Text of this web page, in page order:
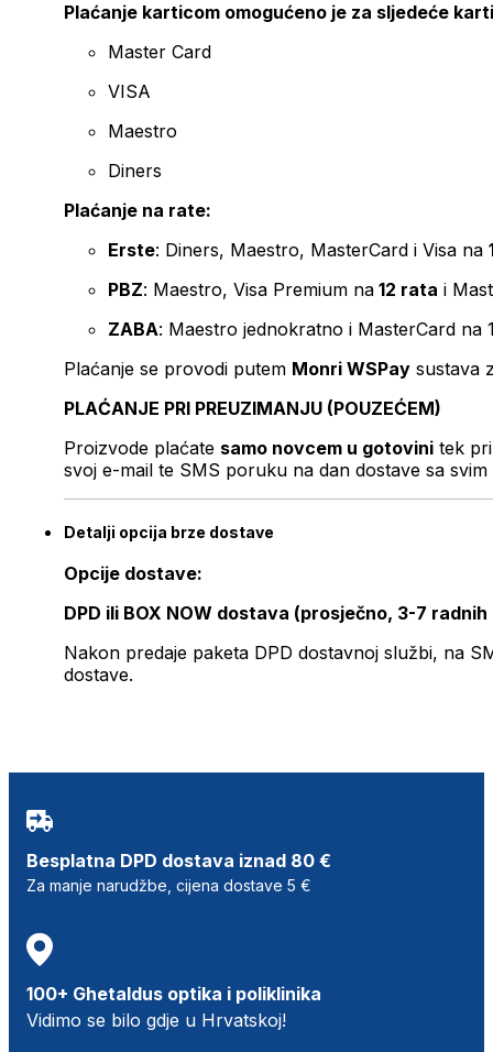
Plaćanje karticom omogućeno je za sljedeće
Master Card
VISA
Maestro
Diners
Plaćanje na rate:
Erste: Diners, Maestro, MasterCard i Visa na
PBZ: Maestro, Visa Premium na 12 rata i
ZABA: Maestro jednokratno i MasterCard na
Plaćanje se provodi putem Monri WSPay sustava
PLAĆANJE PRI PREUZIMANJU (POUZEĆEM)
Proizvode plaćate samo novcem u gotovini tek
svoj e-mail te SMS poruku na dan dostave sa svim
Detalji opcija brze dostave
Opcije dostave:
DPD ili BOX NOW dostava (prosječno, 3-7 radnih
Nakon predaje paketa DPD dostavnoj službi, na
dostave.
Besplatna DPD dostava iznad 80 €
Za manje narudžbe, cijena dostave 5 €
100+ Ghetaldus optika i poliklinika
Vidimo se bilo gdje u Hrvatskoj!